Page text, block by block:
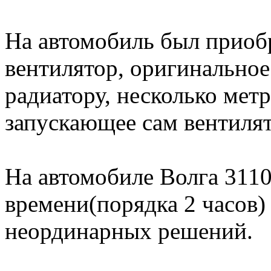
На автомобиль был
вентилятор,
радиатору, несколько
запускающее сам
На автомобиле Волга
времени(порядка 2
неординарных решений.